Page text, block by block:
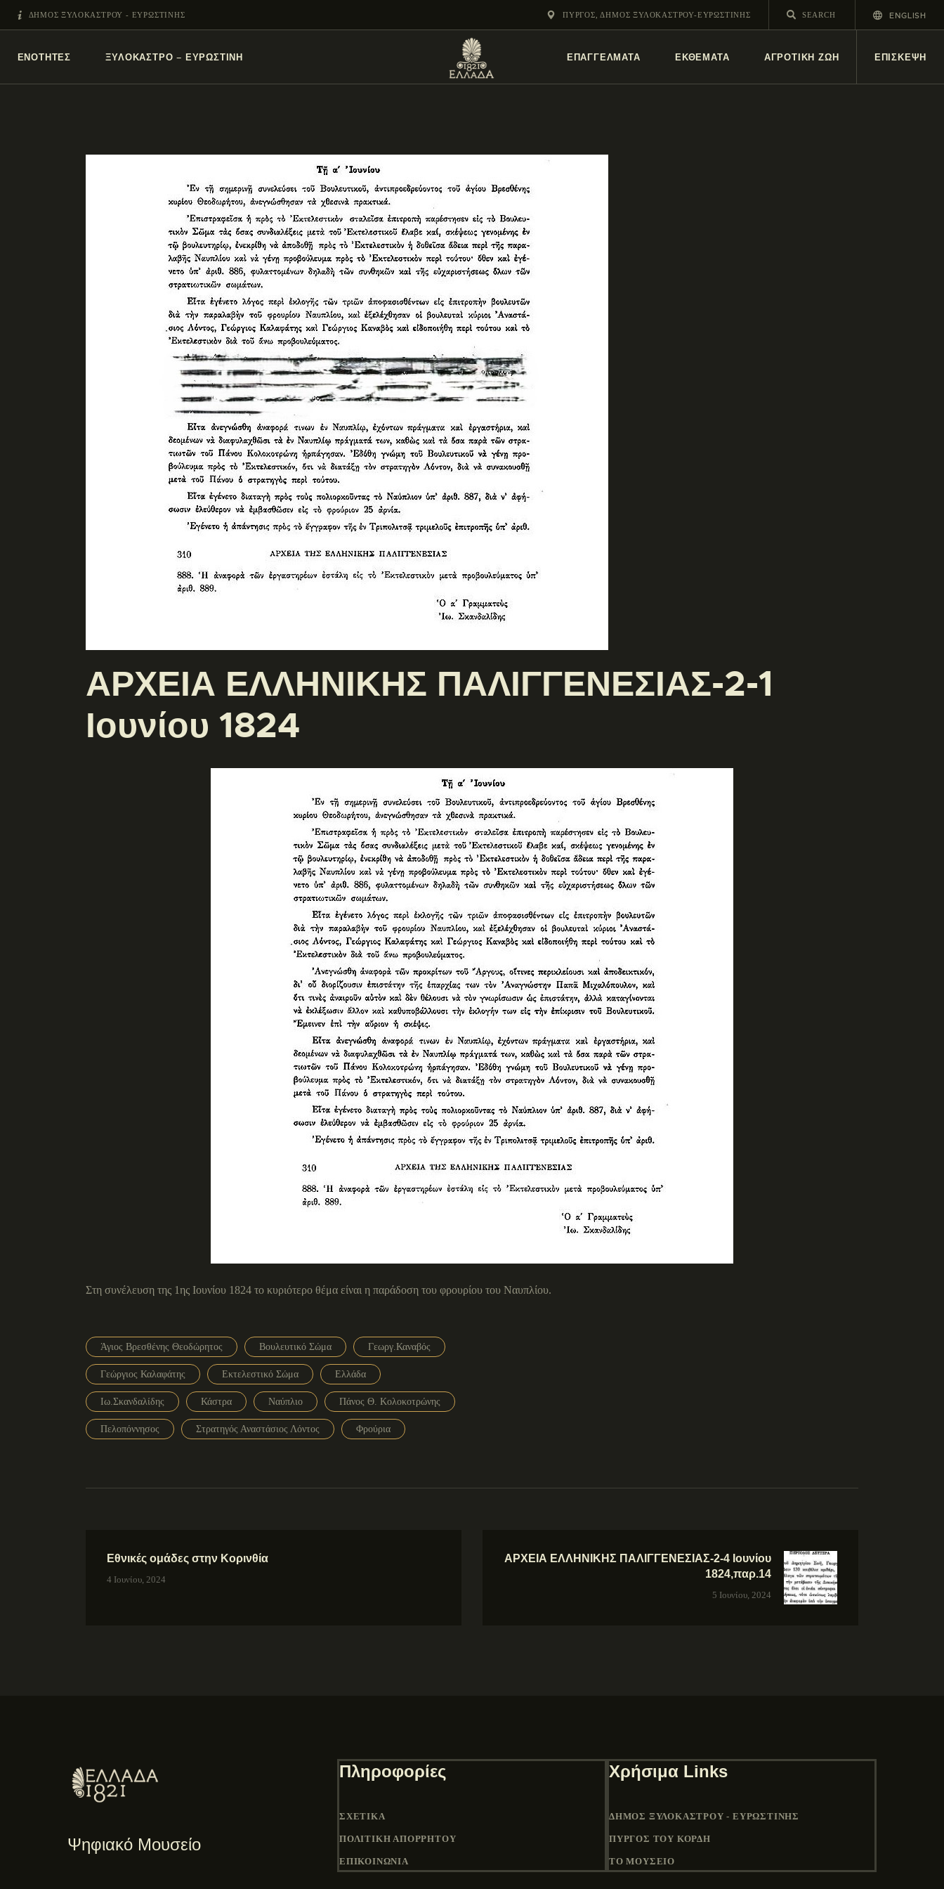
ΔΗΜΟΣ ΞΥΛΟΚΑΣΤΡΟΥ - ΕΥΡΩΣΤΙΝΗΣ ΠΎΡΓΟΣ, ΔΗΜΟΣ ΞΥΛΟΚΑΣΤΡΟΥ-ΕΥΡΩΣΤΙΝΗΣ ENGLISH
ΕΝΌΤΗΤΕΣ ΞΥΛΌΚΑΣΤΡΟ – ΕΥΡΩΣΤΊΝΗ ΕΠΑΓΓΕΛΜΑΤΑ ΕΚΘΕΜΑΤΑ ΑΓΡΟΤΙΚΗ ΖΩΗ ΕΠΙΣΚΕΨΗ
ΞΥΛΌΚΑΣΤΡΟ –
ΕΥΡΩΣΤΊΝΗ
ΑΡΧΕΙΑ ΕΛΛΗΝΙΚΗΣ ΠΑΛΙΓΓΕΝΕΣΙΑΣ-2-1
Ιουνίου 1824
Στη συνέλευση της 1ης Ιουνίου 1824 το κυριότερο θέμα είναι η παράδοση του φρουρίου του Ναυπλίου.
Άγιος Βρεσθένης Θεοδώρητος Βουλευτικό Σώμα Γεωργ.Καναβός
Γεώργιος Καλαφάτης Εκτελεστικό Σώμα Ελλάδα
Ιω.Σκανδαλίδης Κάστρα Ναύπλιο Πάνος Θ. Κολοκοτρώνης
Πελοπόννησος Στρατηγός Αναστάσιος Λόντος Φρούρια
Εθνικές ομάδες στην Κορινθία
4 Ιουνίου, 2024
ΑΡΧΕΙΑ ΕΛΛΗΝΙΚΗΣ ΠΑΛΙΓΓΕΝΕΣΙΑΣ-2-4 Ιουνίου
1824,παρ.14
5 Ιουνίου, 2024
Ψηφιακό Μουσείο
Πληροφορίες
ΣΧΕΤΙΚΆ
ΠΟΛΙΤΙΚΉ ΑΠΟΡΡΉΤΟΥ
ΕΠΙΚΟΙΝΩΝΙΑ
Χρήσιμα Links
ΔΉΜΟΣ ΞΥΛΟΚΆΣΤΡΟΥ - ΕΥΡΩΣΤΊΝΗΣ
ΠΎΡΓΟΣ ΤΟΥ ΚΟΡΔΉ
ΤΟ ΜΟΥΣΕΙΟ